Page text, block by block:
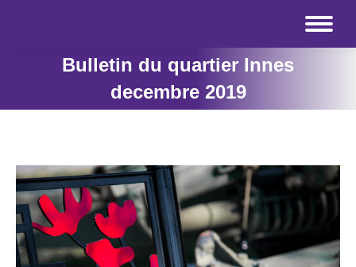
Bulletin du quartier Innes
decembre 2019